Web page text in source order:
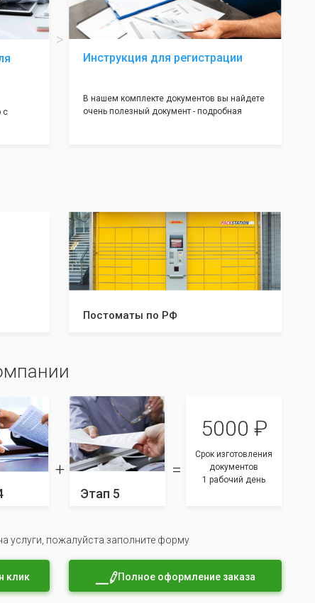
с
Инструкция для регистрации
В нашем комплекте документов вы найдете
очень полезный документ - подробная
случае отказа. С данной инструкцией вы
будете знать все шаги, что даст вам
уверенность в прохождении регистрации
вашей компании!
Постоматы по РФ
Этап 5
5000 ₽
Срок изготовления
документов
1 рабочий день
услуги, пожалуйста заполните форму
клик Полное оформление заказа